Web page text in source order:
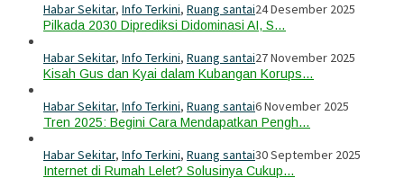
Habar Sekitar, Info Terkini, Ruang santai24 Desember 2025
Pilkada 2030 Diprediksi Didominasi AI, S…
Habar Sekitar, Info Terkini, Ruang santai27 November 2025
Kisah Gus dan Kyai dalam Kubangan Korups…
Habar Sekitar, Info Terkini, Ruang santai6 November 2025
Tren 2025: Begini Cara Mendapatkan Pengh…
Habar Sekitar, Info Terkini, Ruang santai30 September 2025
Internet di Rumah Lelet? Solusinya Cukup…